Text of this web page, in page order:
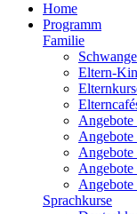
Home
Programm
Familie
Eltern-
Angebote
Sprachkurse